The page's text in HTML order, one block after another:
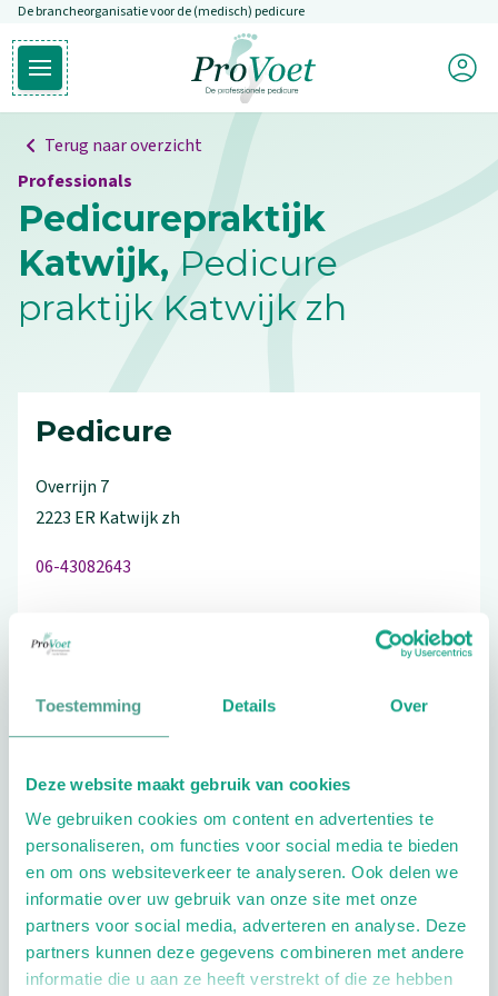
Toestemming Details Over
Deze website maakt gebruik van cookies
We gebruiken cookies om content en advertenties te
personaliseren, om functies voor social media te bieden
en om ons websiteverkeer te analyseren. Ook delen we
informatie over uw gebruik van onze site met onze
partners voor social media, adverteren en analyse. Deze
partners kunnen deze gegevens combineren met andere
informatie die u aan ze heeft verstrekt of die ze hebben
Overslaan en naar de inhoud gaan
De brancheorganisatie voor de (medisch) pedicure
Open hoofdmenu
Ga naar de homepagina
Mijn
Terug naar overzicht
Professionals
Pedicurepraktijk
Katwijk, Pedicure
praktijk Katwijk zh
Pedicure
Overrijn 7
2223 ERKatwijk zh
06-43082643
Schrijf ook een review
Extra opties